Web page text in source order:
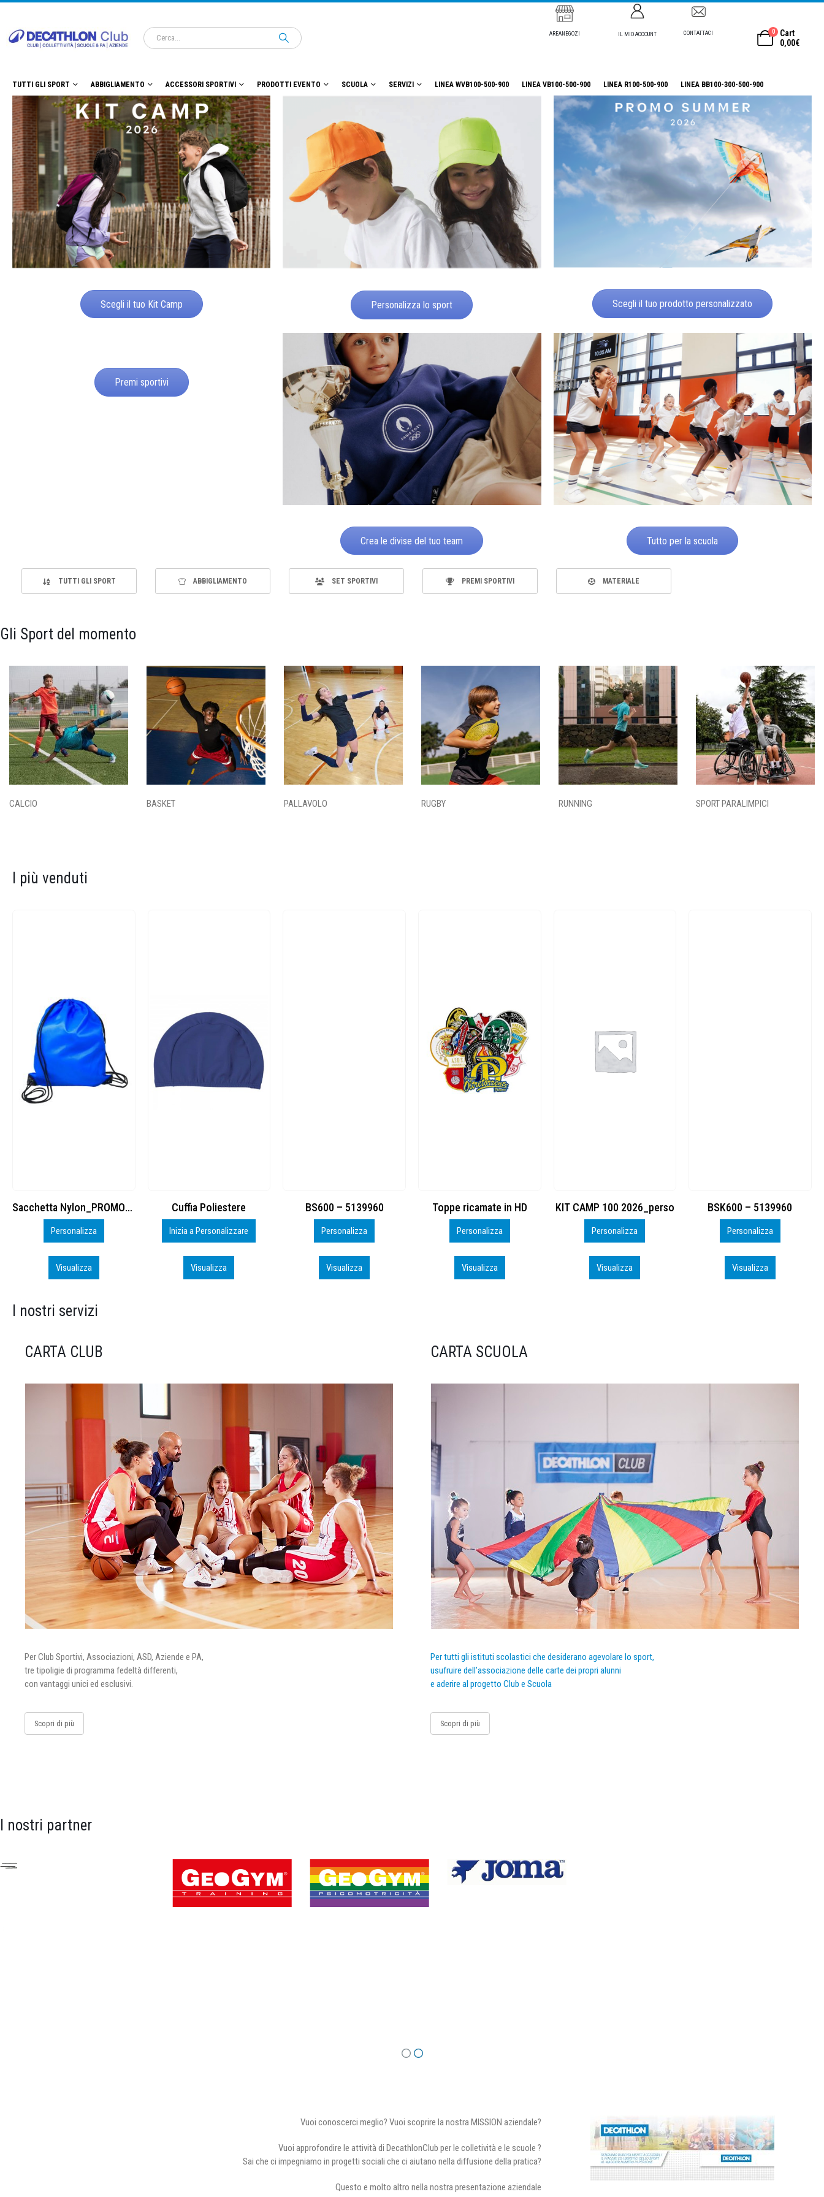
AREANEGOZI IL MIO ACCOUNT CONTATTACI 0
Cart
0,00€
TUTTI GLI SPORT ABBIGLIAMENTO ACCESSORI SPORTIVI PRODOTTI EVENTO SCUOLA SERVIZI LINEA WVB100-500-900 LINEA VB100-500-900 LINEA R100-500-900 LINEA BB100-300-500-900
Scegli il tuo Kit Camp Personalizza lo sport Scegli il tuo prodotto personalizzato
Premi sportivi
Crea le divise del tuo team Tutto per la scuola
TUTTI GLI SPORT ABBIGLIAMENTO SET SPORTIVI PREMI SPORTIVI MATERIALE
Gli Sport del momento
CALCIO BASKET PALLAVOLO RUGBY RUNNING SPORT PARALIMPICI
I più venduti
Cuffia Poliestere
Inizia a Personalizzare
Visualizza
BS600 – 5139960
Personalizza
Visualizza
Toppe ricamate in HD
Personalizza
Visualizza
KIT CAMP 100 2026_perso
Personalizza
Visualizza
BSK600 – 5139960
Personalizza
Visualizza
DTF
Personalizza
Visualizza
I nostri servizi
CARTA CLUB
Per Club Sportivi, Associazioni, ASD, Aziende e PA,
tre tipoligie di programma fedeltà differenti,
con vantaggi unici ed esclusivi.
Scopri di più
CARTA SCUOLA
Per tutti gli istituti scolastici che desiderano agevolare lo sport,
usufruire dell’associazione delle carte dei propri alunni
e aderire al progetto Club e Scuola
Scopri di più
I nostri partner
Vuoi conoscerci meglio? Vuoi scoprire la nostra MISSION aziendale?
Vuoi approfondire le attività di DecathlonClub per le colletività e le scuole ?
Sai che ci impegniamo in progetti sociali che ci aiutano nella diffusione della pratica?
Questo e molto altro nella nostra presentazione aziendale